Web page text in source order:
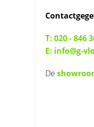
T: 020 - 846
E: info@g-
De